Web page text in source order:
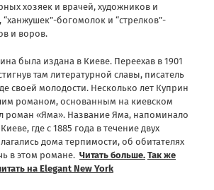
хозяек и врачей, художников и
богомолок и “стрелков”-
и воров.
была издана в Киеве. Переехав в 1901
там литературной славы, писатель
своей молодости. Несколько лет Куприн
романом, основанным на киевском
роман «Яма». Название Яма, напоминало
где с 1885 года в течение двух
дома терпимости, об обитателях
в этом романе. Читать больше. Так же
на Elegant New York